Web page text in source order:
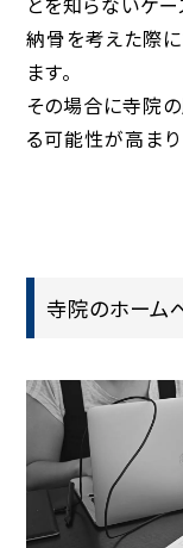
納骨を考えた際
ます。
その場合に寺院
る可能性が高まり
寺院のホーム